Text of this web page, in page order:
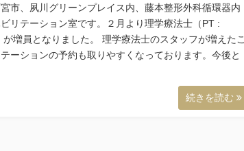
市、夙川グリーンプレイス内、藤本整形外科循環器内
リテーション室です。２月より理学療法士（PT :
増員となりました。 理学療法士のスタッフが増えたこ
ーションの予約も取りやすくなっております。今後と
続きを読む